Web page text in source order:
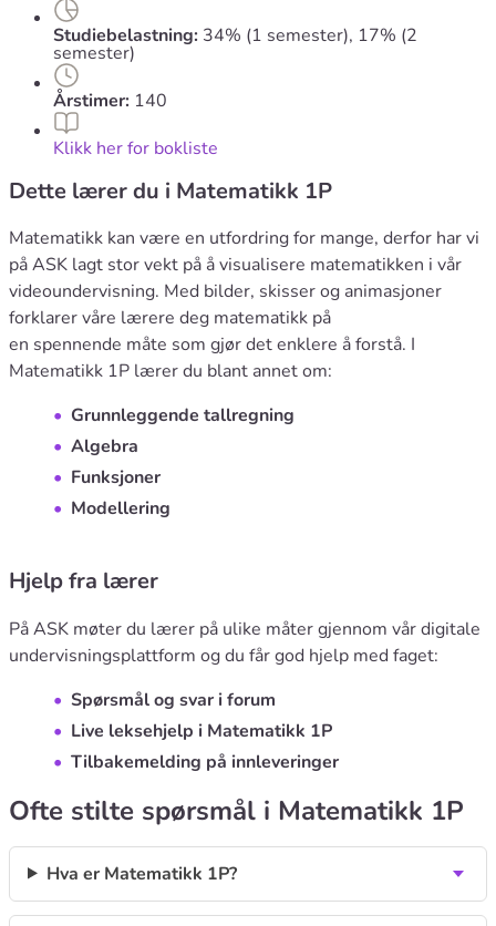
Studiebelastning: 34% (1 semester), 17% (2
semester)
Årstimer: 140
Klikk her for bokliste
Dette lærer du i Matematikk 1P
​Matematikk kan være en utfordring for mange, derfor har vi
på ASK lagt stor vekt på å visualisere matematikken i vår
videoundervisning. Med bilder, skisser og animasjoner
forklarer våre lærere deg matematikk på
en spennende måte som gjør det enklere å forstå. I
Matematikk 1P lærer du blant annet om:
Grunnleggende tallregning
Algebra
Funksjoner
Modellering
Hjelp fra lærer
På ASK møter du lærer på ulike måter gjennom vår digitale
undervisningsplattform og du får god hjelp med faget:
Spørsmål og svar i forum
Live leksehjelp i Matematikk 1P
Tilbakemelding på innleveringer
Ofte stilte spørsmål i Matematikk 1P
Hva er Matematikk 1P?